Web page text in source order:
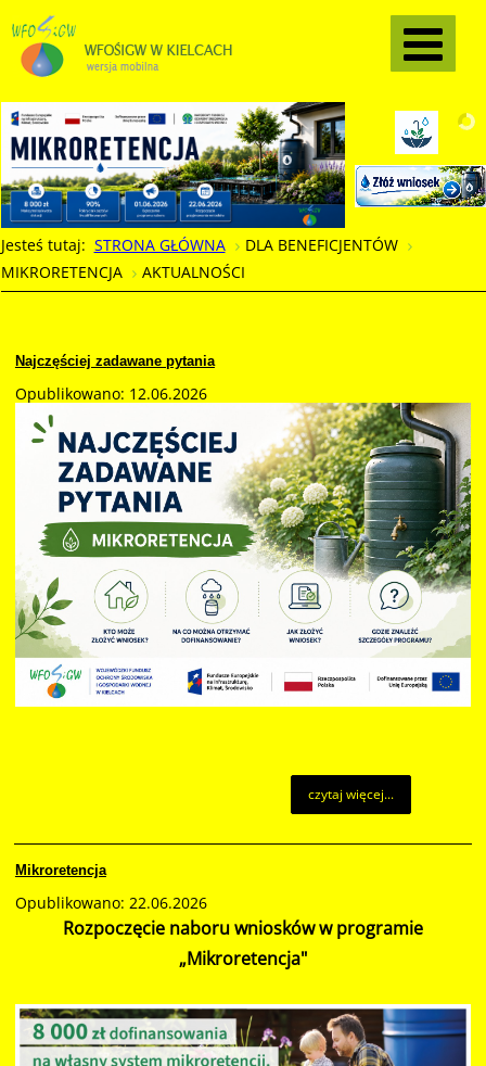
Jesteś tutaj: STRONA GŁÓWNA
DLA BENEFICJENTÓW
MIKRORETENCJA
AKTUALNOŚCI
Najczęściej zadawane pytania
Opublikowano: 12.06.2026
czytaj więcej...
Mikroretencja
Opublikowano: 22.06.2026
Rozpoczęcie naboru wniosków w programie
„Mikroretencja"